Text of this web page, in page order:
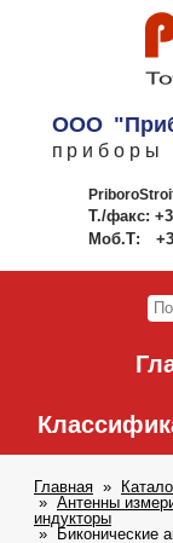
ООО
Т./факс:
Моб.Т:
Главная
Антенны
индукторы
Биконические